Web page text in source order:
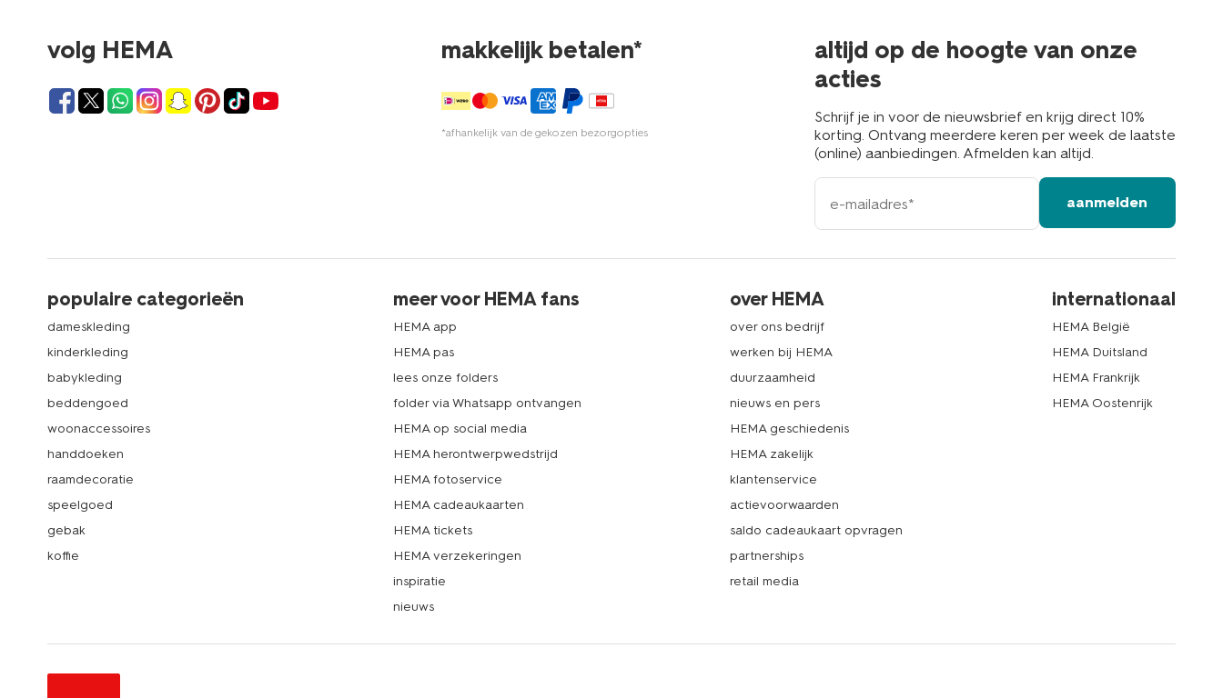
volg HEMA makkelijk betalen*
*afhankelijk van de gekozen bezorgopties
altijd op de hoogte van onze
acties
Schrijf je in voor de nieuwsbrief en krijg direct 10%
korting. Ontvang meerdere keren per week de laatste
(online) aanbiedingen. Afmelden kan altijd.
e-
mailadres
aanmelden
populaire categorieën
dameskleding
kinderkleding
babykleding
beddengoed
woonaccessoires
handdoeken
raamdecoratie
speelgoed
gebak
koffie
meer voor HEMA fans
HEMA app
HEMA pas
lees onze folders
folder via Whatsapp ontvangen
HEMA op social media
HEMA herontwerpwedstrijd
HEMA fotoservice
HEMA cadeaukaarten
HEMA tickets
HEMA verzekeringen
inspiratie
nieuws
over HEMA
over ons bedrijf
werken bij HEMA
duurzaamheid
nieuws en pers
HEMA geschiedenis
HEMA zakelijk
klantenservice
actievoorwaarden
saldo cadeaukaart opvragen
partnerships
retail media
internationaal
HEMA België
HEMA Duitsland
HEMA Frankrijk
HEMA Oostenrijk